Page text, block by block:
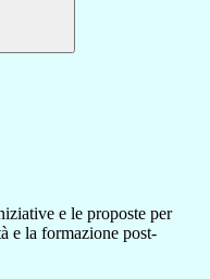
e le proposte per
e la formazione post-